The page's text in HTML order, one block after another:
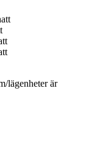
lägenheter är